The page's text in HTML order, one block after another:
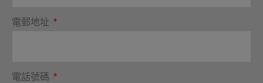
電郵地址
電話號碼